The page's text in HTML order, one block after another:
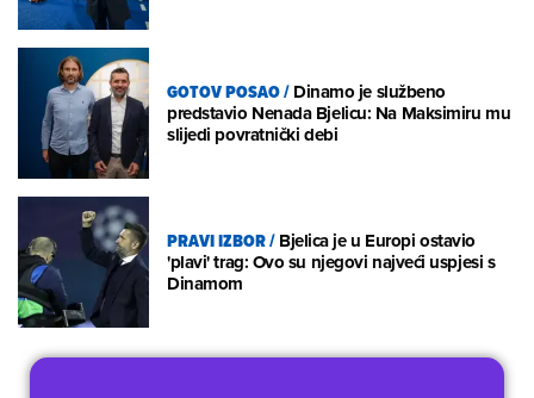
GOTOV POSAO/Dinamo je službeno
predstavio Nenada Bjelicu: Na Maksimiru mu
slijedi povratnički debi
PRAVI IZBOR/Bjelica je u Europi ostavio
'plavi' trag: Ovo su njegovi najveći uspjesi s
Dinamom